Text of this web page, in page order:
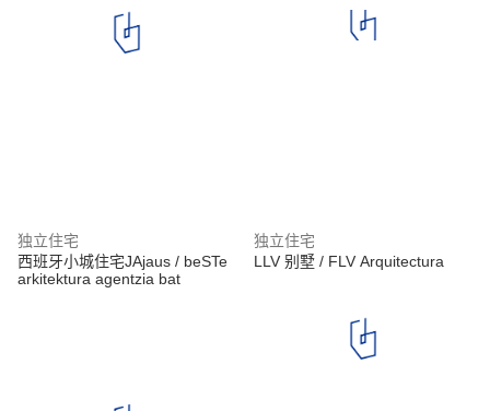
独立住宅
西班牙小城住宅JAjaus / beSTe
arkitektura agentzia bat
独立住宅
LLV 别墅 / FLV Arquitectura